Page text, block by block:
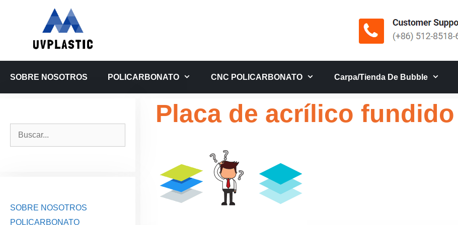
SOBRE NOSOTROS POLICARBONATO CNC POLICARBONATO Carpa/tienda De Bubble
Placa de acrílico
SOBRE NOSOTROS
POLICARBONATO